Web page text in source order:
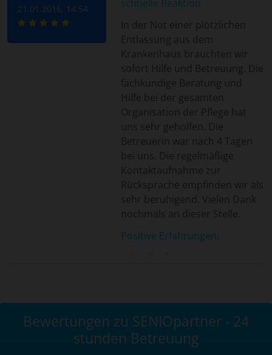
21.01.2016, 14:54
schnelle Reaktion
In der Not einer plötzlichen
Entlassung aus dem
Krankenhaus brauchten wir
sofort Hilfe und Betreuung. Die
fachkundige Beratung und
Hilfe bei der gesamten
Organisation der Pflege hat
uns sehr geholfen. Die
Betreuerin war nach 4 Tagen
bei uns. Die regelmäßige
Kontaktaufnahme zur
Rücksprache empfinden wir als
sehr beruhigend. Vielen Dank
nochmals an dieser Stelle.
Positive Erfahrungen:
Bewertungen zu SENIOpartner - 24
stunden Betreuung